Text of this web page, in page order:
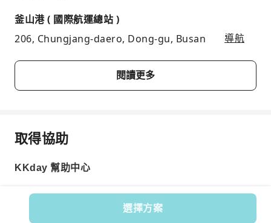
選擇方案
釜山港 ( 國際航運總站 )
206, Chungjang-daero, Dong-gu, Busan
導航
閱讀更多
取得協助
KKday 幫助中心